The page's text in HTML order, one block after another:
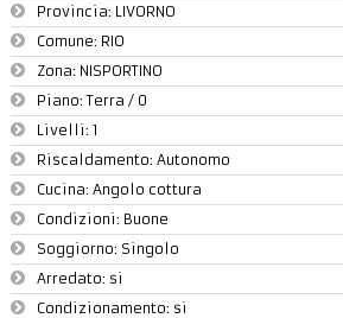
Provincia: LIVORNO
Comune: RIO
Zona: NISPORTINO
Piano:Terra / 0
Livelli: 1
Riscaldamento: Autonomo
Cucina: Angolo cottura
Condizioni: Buone
Soggiorno: Singolo
Arredato: si
Condizionamento: si